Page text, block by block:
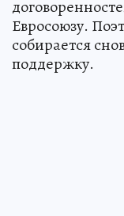
Евросоюзу.
собирается
поддержку.